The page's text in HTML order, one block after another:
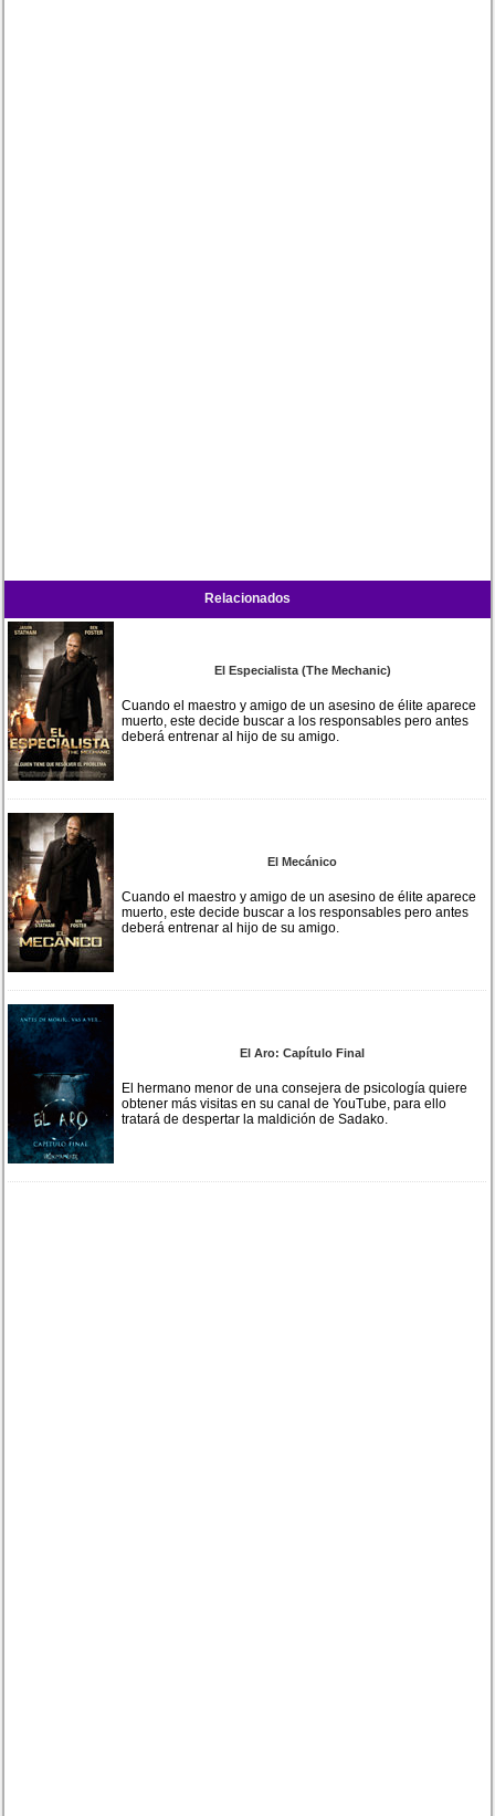
Relacionados
El Especialista (The Mechanic)
Cuando el maestro y amigo de un asesino de élite aparece
muerto, este decide buscar a los responsables pero antes
deberá entrenar al hijo de su amigo.
El Mecánico
Cuando el maestro y amigo de un asesino de élite aparece
muerto, este decide buscar a los responsables pero antes
deberá entrenar al hijo de su amigo.
El Aro: Capítulo Final
El hermano menor de una consejera de psicología quiere
obtener más visitas en su canal de YouTube, para ello
tratará de despertar la maldición de Sadako.